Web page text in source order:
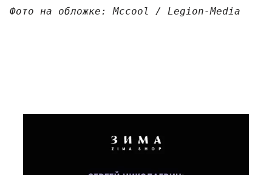
Фото на обложке: Mccool / Legion-Media